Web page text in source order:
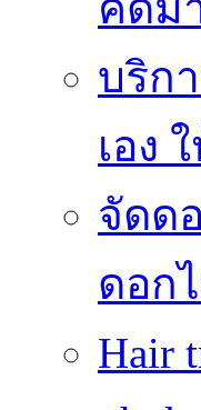
บริก
เอง
จัดด
ดอก
Hair